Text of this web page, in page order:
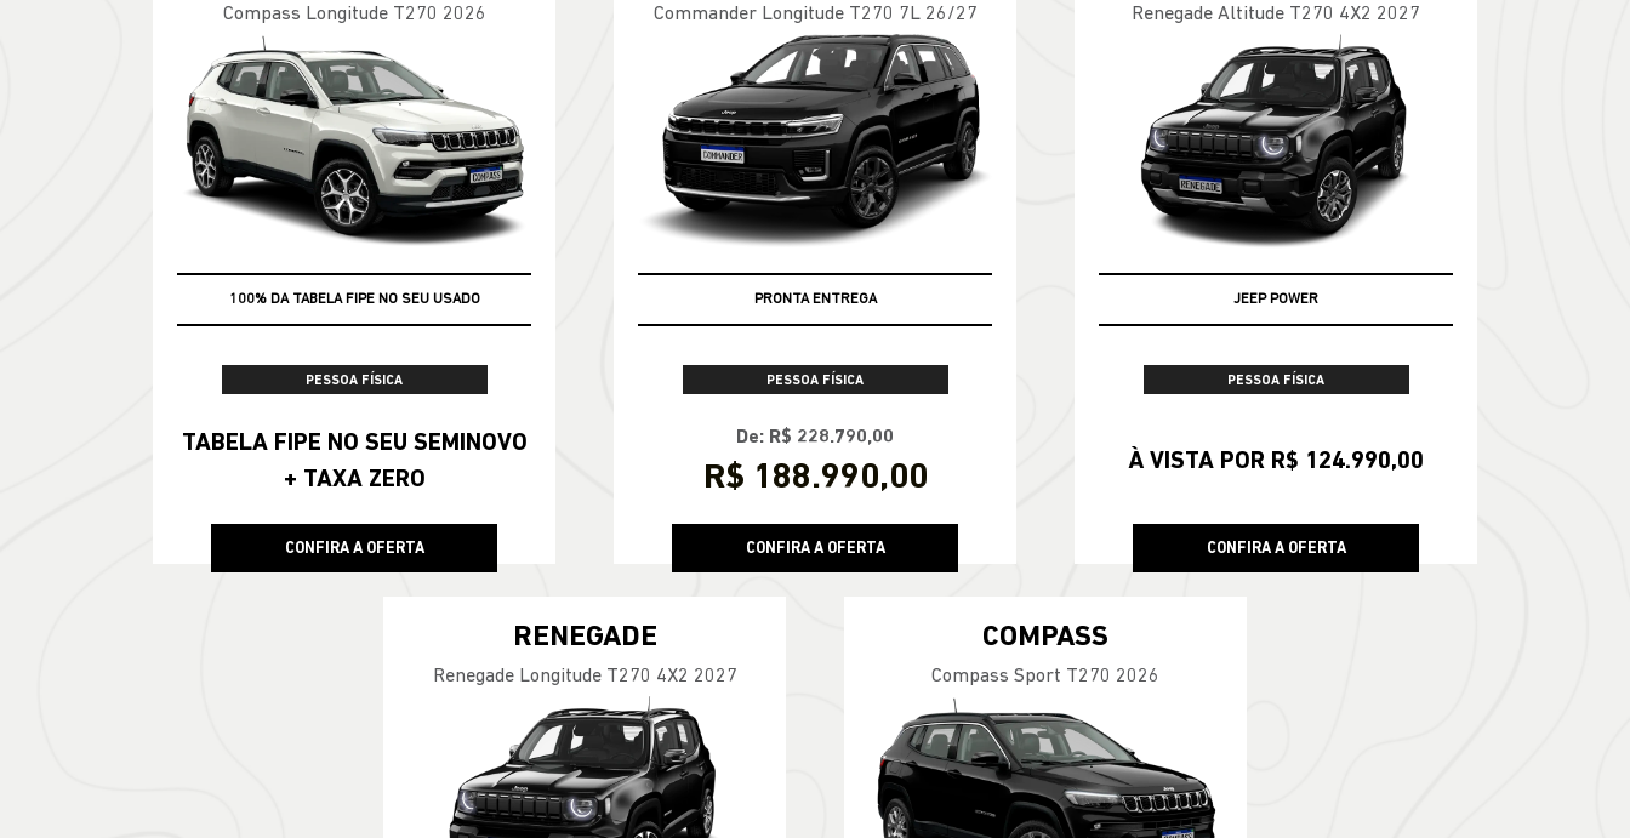
Compass Longitude T270 2026
100% DA TABELA FIPE NO SEU USADO
PESSOA FÍSICA
TABELA FIPE NO SEU SEMINOVO
+ TAXA ZERO
CONFIRA A OFERTA
Commander Longitude T270 7L 26/27
PRONTA ENTREGA
PESSOA FÍSICA
De: R$ 228.790,00
R$ 188.990,00
CONFIRA A OFERTA
Renegade Altitude T270 4X2 2027
JEEP POWER
PESSOA FÍSICA
À VISTA POR R$ 124.990,00
CONFIRA A OFERTA
RENEGADE
Renegade Longitude T270 4X2 2027
COMPASS
Compass Sport T270 2026